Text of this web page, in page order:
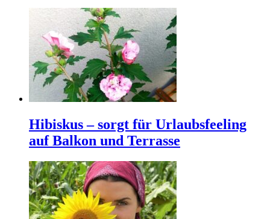
Hibiskus – sorgt für Urlaubsfeeling
auf Balkon und Terrasse